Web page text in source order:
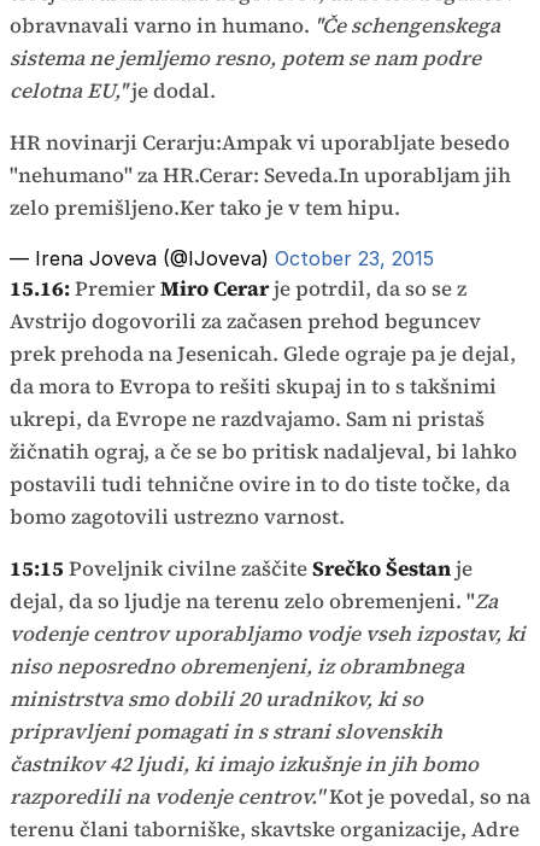
obravnavali varno in humano. ''Če schengenskega
sistema ne jemljemo resno, potem se nam podre
celotna EU,''je dodal.
HR novinarji Cerarju:Ampak vi uporabljate besedo
"nehumano" za HR.Cerar: Seveda.In uporabljam jih
zelo premišljeno.Ker tako je v tem hipu.
— Irena Joveva (@IJoveva) October 23, 2015
15.16:PremierMiro Cerarje potrdil, da so se z
Avstrijo dogovorili za začasen prehod beguncev
prek prehoda na Jesenicah. Glede ograje pa je dejal,
da mora to Evropa to rešiti skupaj in to s takšnimi
ukrepi, da Evrope ne razdvajamo. Sam ni pristaš
žičnatih ograj, a če se bo pritisk nadaljeval, bi lahko
postavili tudi tehnične ovire in to do tiste točke, da
bomo zagotovili ustrezno varnost.
15:15 Poveljnik civilne zaščiteSrečko Šestanje
dejal, da so ljudje na terenu zelo obremenjeni. "Za
vodenje centrov uporabljamo vodje vseh izpostav, ki
niso neposredno obremenjeni, iz obrambnega
ministrstva smo dobili 20 uradnikov, ki so
pripravljeni pomagati in s strani slovenskih
častnikov 42 ljudi, ki imajo izkušnje in jih bomo
razporedili na vodenje centrov."Kot je povedal, so na
terenu člani taborniške, skavtske organizacije, Adre